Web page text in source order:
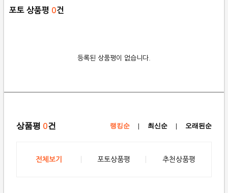
포토 상품평 0건
등록된 상품평이 없습니다.
상품평 0건 랭킹순 | 최신순 | 오래된순
전체보기 포토상품평 추천상품평